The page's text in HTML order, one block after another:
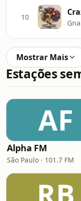
10
Mostrar Mais
Estações
AF
Alpha FM
São Paulo · 101.7 FM